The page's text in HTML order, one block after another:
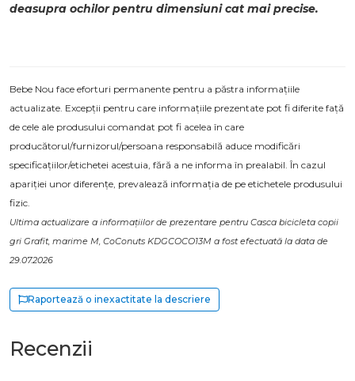
deasupra ochilor pentru dimensiuni cat mai precise.
Bebe Nou face eforturi permanente pentru a păstra informațiile
actualizate. Excepții pentru care informațiile prezentate pot fi diferite față
de cele ale produsului comandat pot fi acelea în care
producătorul/furnizorul/persoana responsabilă aduce modificări
specificațiilor/etichetei acestuia, fără a ne informa în prealabil. În cazul
apariției unor diferențe, prevalează informația de pe etichetele produsului
fizic.
Ultima actualizare a informațiilor de prezentare pentru Casca bicicleta copii
gri Grafit, marime M, CoConuts KDGCOCO13M a fost efectuată la data de
29.07.2026
Raportează o inexactitate la descriere
Recenzii